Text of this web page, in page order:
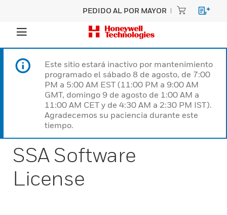
PEDIDO AL POR MAYOR
Este sitio estará inactivo por mantenimiento
programado el sábado 8 de agosto, de 7:00
PM a 5:00 AM EST (11:00 PM a 9:00 AM
GMT, domingo 9 de agosto de 1:00 AM a
11:00 AM CET y de 4:30 AM a 2:30 PM IST).
Agradecemos su paciencia durante este
tiempo.
SSA Software
License